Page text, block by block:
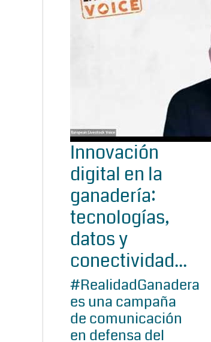
Innovación
digital en la
ganadería:
tecnologías,
datos y
conectividad...
#RealidadGanadera
es una campaña
de comunicación
en defensa del